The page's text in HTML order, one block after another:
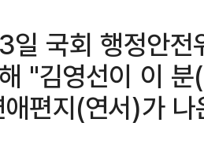
일 국회 행정안
"김영선이 이
편지(연서)가